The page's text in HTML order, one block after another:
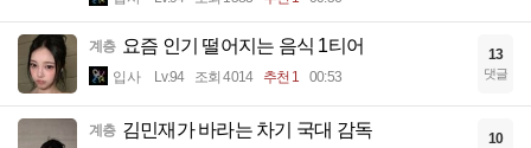
계층 요즘 인기 떨어지는 음식 1티어
입사 Lv.94 조회 4014 추천 1 00:53
13
댓글
계층 김민재가 바라는 차기 국대 감독 10